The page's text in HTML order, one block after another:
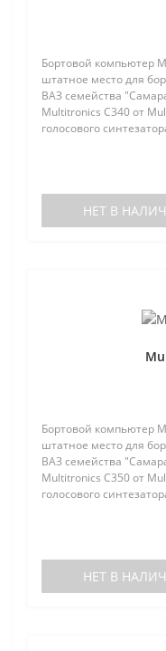
Бортовой компьютер
штатное место для
ВАЗ семейства
Multitronics C340 от
голосового
НЕТ В
Бортовой компьютер
штатное место для
ВАЗ семейства
Multitronics C350 от
голосового
НЕТ В